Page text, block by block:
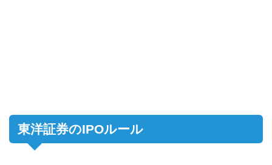
東洋証券のIPOルール